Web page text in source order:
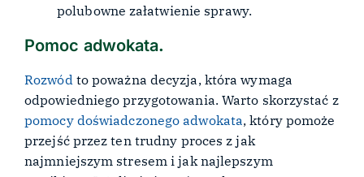
polubowne załatwienie sprawy.
Pomoc adwokata.
Rozwódto poważna decyzja, która wymaga
odpowiedniego przygotowania. Warto skorzystać z
pomocy doświadczonego adwokata, który pomoże
przejść przez ten trudny proces z jak
najmniejszym stresem i jak najlepszym